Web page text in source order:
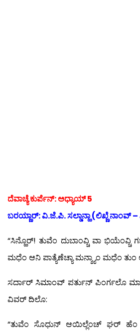
ದೆವಾಚ್ಯೆ ಕುರ್ಪೆನ್: ಅಧ್ಯಾಯ್ 5
ಬರಯ್ಣಾರ್: ವಿ.ಜೆ.ಪಿ. ಸಲ್ಡಾನ್ಹಾ (ಲಿಖ್ಣೆ ನಾಂವ್
“ಸಿನ್ಹೊರ್! ತುವೆಂ ದುಬಾಂವ್ಚಿ ವಾ ಭಿಯೆಂವ್ಚಿ
ಮಧೆಂ ಆನಿ ಪಾತ್ಯೆಣೆಚ್ಯಾ ಮನ್ಶ್ಯಾಂ ಮಧೆಂ
ಸರ್ದಾರ್ ಸಿಮಾಂವ್ ಪರ್ತುನ್ ಪಿಂರ್ಗಲೊ
ವಿವರ್ ದಿಲೊ:
“ತುವೆಂ ಸೊಧುನ್ ಆಯಿಲ್ಲೆಂಚ್ ಘರ್